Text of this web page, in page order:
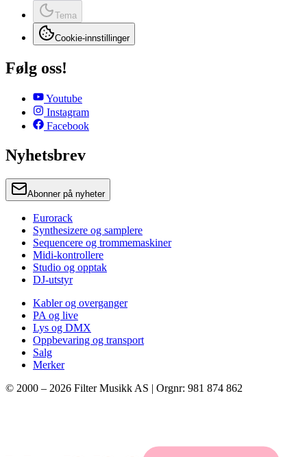
Tema
Cookie-innstillinger
Følg oss!
Youtube
Instagram
Facebook
Nyhetsbrev
Abonner på nyheter
Eurorack
Synthesizere og samplere
Sequencere og trommemaskiner
Midi-kontrollere
Studio og opptak
DJ-utstyr
Kabler og overganger
PA og live
Lys og DMX
Oppbevaring og transport
Salg
Merker
© 2000 – 2026 Filter Musikk AS | Orgnr: 981 874 862